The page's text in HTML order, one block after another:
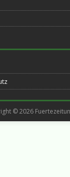
© 2026